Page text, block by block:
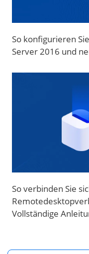
So konfigurieren
Server 2016 und
So verbinden Sie
Vollständige